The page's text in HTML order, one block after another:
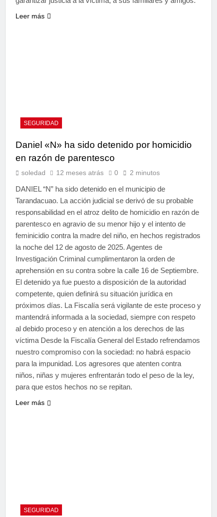
Leer más
SEGURIDAD
Daniel «N» ha sido detenido por homicidio
en razón de parentesco
soledad 12 meses atrás 0 2 minutos
DANIEL “N” ha sido detenido en el municipio de
Tarandacuao. La acción judicial se derivó de su probable
responsabilidad en el atroz delito de homicidio en razón de
parentesco en agravio de su menor hijo y el intento de
feminicidio contra la madre del niño, en hechos registrados
la noche del 12 de agosto de 2025. Agentes de
Investigación Criminal cumplimentaron la orden de
aprehensión en su contra sobre la calle 16 de Septiembre.
El detenido ya fue puesto a disposición de la autoridad
competente, quien definirá su situación jurídica en
próximos días. La Fiscalía será vigilante de este proceso y
mantendrá informada a la sociedad, siempre con respeto
al debido proceso y en atención a los derechos de las
víctima Desde la Fiscalía General del Estado refrendamos
nuestro compromiso con la sociedad: no habrá espacio
para la impunidad. Los agresores que atenten contra
niños, niñas y mujeres enfrentarán todo el peso de la ley,
para que estos hechos no se repitan.
Leer más
SEGURIDAD